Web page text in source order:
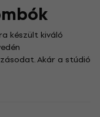
készült kiváló
Akár a stúdió